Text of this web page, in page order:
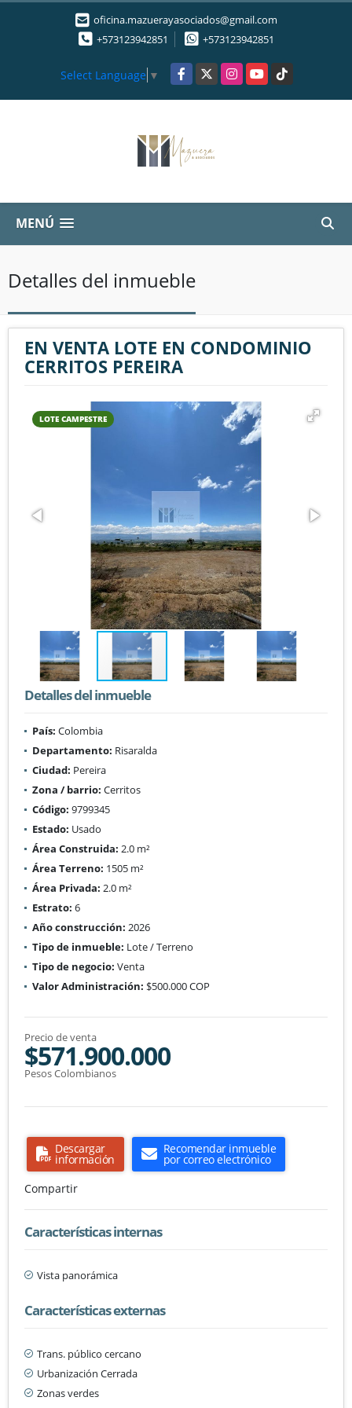
oficina.mazuerayasociados@gmail.com
+573123942851
+573123942851
Select Language ▼ Facebook
X InstagramYouTubeTikTok
MENÚ
Detalles del inmueble
EN VENTA LOTE EN CONDOMINIO
CERRITOS PEREIRA
LOTE CAMPESTRE
Detalles del inmueble
País: Colombia
Departamento: Risaralda
Ciudad: Pereira
Zona / barrio: Cerritos
Código: 9799345
Estado: Usado
Área Construida: 2.0 m²
Área Terreno: 1505 m²
Área Privada: 2.0 m²
Estrato: 6
Año construcción: 2026
Tipo de inmueble: Lote / Terreno
Tipo de negocio: Venta
Valor Administración: $500.000 COP
Precio de venta
$571.900.000
Pesos Colombianos
Descargar
información
Recomendar inmueble
por correo electrónico
Compartir
Características internas
Vista panorámica
Características externas
Trans. público cercano
Urbanización Cerrada
Zonas verdes